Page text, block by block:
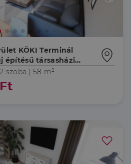
KÖKI Terminál
építésű társasházi
magas
kivételes lokációval!
2 szoba | 58 m²